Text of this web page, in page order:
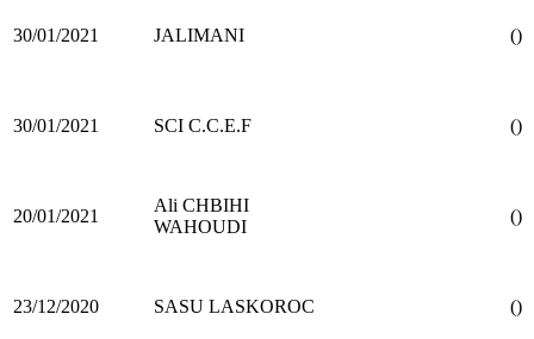
30/01/2021 JALIMANI ()
30/01/2021 SCI C.C.E.F ()
20/01/2021
Ali CHBIHI
WAHOUDI
()
23/12/2020 SASU LASKOROC ()